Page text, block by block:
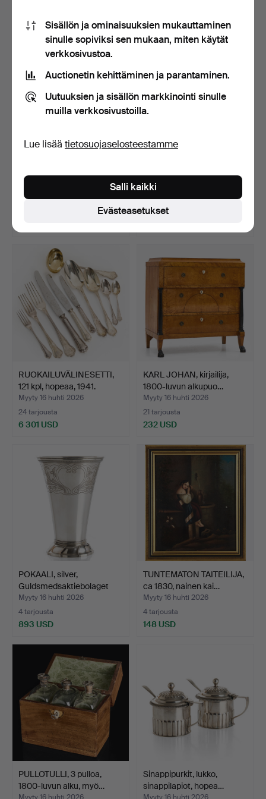
196 USD 631 USD
TELINE, takorautaa, 1900-
Myyty 16 huhti 2026
PÖYTÄSET, 62 osaa, ”Onion
Pattern”, Meisse…
Myyty 16 huhti 2026
31 tarjousta
RUOKAILUVÄLINESETTI,
121 kpl, hopeaa, 1941.
Myyty 16 huhti 2026
24 tarjousta
6 301 USD
KARL JOHAN, kirjailija,
1800-luvun alkupuo…
Myyty 16 huhti 2026
21 tarjousta
232 USD
POKAALI, silver,
Guldsmedsaktiebolaget
(GA…
Myyty 16 huhti 2026
4 tarjousta
893 USD
TUNTEMATON TAITEILIJA,
ca 1830, nainen kai…
Myyty 16 huhti 2026
4 tarjousta
148 USD
PULLOTULLI, 3 pulloa,
1800-luvun alku, myö…
Myyty 16 huhti 2026
Sinappipurkit, lukko,
sinappilapiot, hopea…
Myyty 16 huhti 2026
Sisällön ja ominaisuuksien mukauttaminen
sinulle sopiviksi sen mukaan, miten käytät
verkkosivustoa.
Auctionetin kehittäminen ja parantaminen.
Uutuuksien ja sisällön markkinointi sinulle
muilla verkkosivustoilla.
Lue lisää tietosuojaselosteestamme
Evästeasetukset
Salli kaikki